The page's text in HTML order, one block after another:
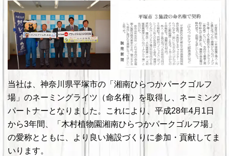
当社は、神奈川県平塚市の「湘南ひらつかパークゴルフ
場」のネーミングライツ（命名権）を取得し、ネーミング
パートナーとなりました。これにより、平成28年4月1日
から3年間、「木村植物園湘南ひらつかパークゴルフ場」
の愛称とともに、より良い施設づくりに参加・貢献してま
いります。